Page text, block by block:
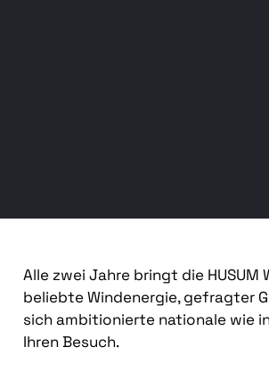
Alle zwei Jahre bringt die
beliebte Windenergie, gefragter
sich ambitionierte nationale wie
Ihren Besuch.